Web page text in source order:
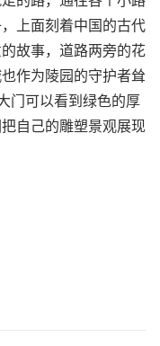
上面刻着中国的古代
故事，道路两旁的花
作为陵园的守护者耸
门可以看到绿色的厚
自己的雕塑景观展现